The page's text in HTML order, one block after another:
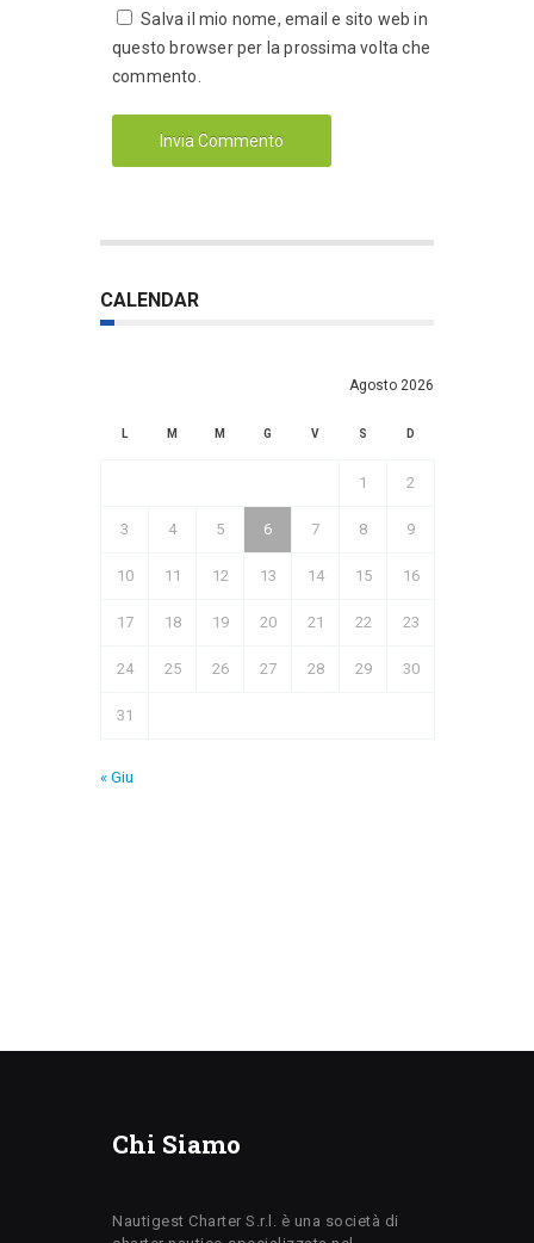
Salva il mio nome, email e sito web in
questo browser per la prossima volta che
commento.
CALENDAR
Agosto 2026
L M M G V S D
1 2
3 4 5 6 7 8 9
10 11 12 13 14 15 16
17 18 19 20 21 22 23
24 25 26 27 28 29 30
31
« Giu
Chi Siamo
Nautigest Charter S.r.l. è una società di